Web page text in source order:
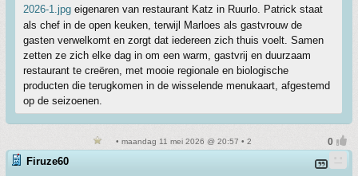
2026-1.jpg eigenaren van restaurant Katz in Ruurlo. Patrick staat
als chef in de open keuken, terwijl Marloes als gastvrouw de
gasten verwelkomt en zorgt dat iedereen zich thuis voelt. Samen
zetten ze zich elke dag in om een warm, gastvrij en duurzaam
restaurant te creëren, met mooie regionale en biologische
producten die terugkomen in de wisselende menukaart, afgestemd
op de seizoenen.
• maandag 11 mei 2026 @ 20:57 • 2
Firuze60